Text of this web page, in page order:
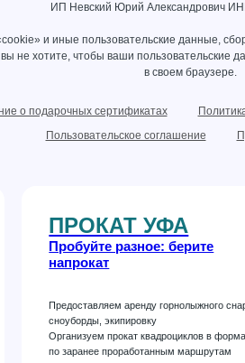
ИП Невский Юрий Александрович
и иные пользовательские данные,
не хотите, чтобы ваши пользовательские
в своем браузере.
о подарочных сертификатах
Пользовательское соглашение
ПРОКАТ УФА
Пробуйте разное: берите
напрокат
Предоставляем аренду горнолыжного
сноуборды, экипировку
Организуем прокат квадроциклов в
по заранее проработанным маршрутам